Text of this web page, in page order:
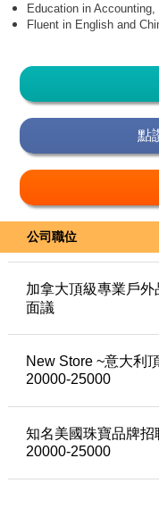
Education in
Fluent in English and
點
公司職位
加拿大頂級專業戶
面議
New Store ~意大利
20000-25000
知名美國珠寶品牌招
20000-25000